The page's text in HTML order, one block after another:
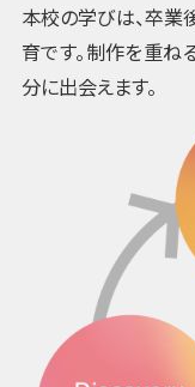
本校の学びは、卒
育です。制作を重ね
分に出会えます。